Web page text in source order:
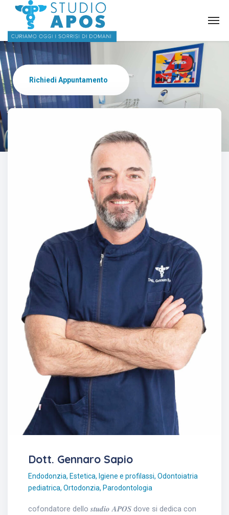
Richiedi Appuntamento
Dott. Gennaro Sapio
Endodonzia, Estetica, Igiene e profilassi, Odontoiatria
pediatrica, Ortodonzia, Parodontologia
cofondatore dello 𝒔𝒕𝒖𝒅𝒊𝒐 𝑨𝑷𝑶𝑺 dove si dedica con